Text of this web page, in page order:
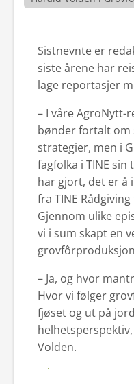
Sistnevnte er
siste årene har
lage reportasjer
– I våre AgroNytt-
bønder fortalt om
strategier, men i
fagfolka i TINE
har gjort, det er å
fra TINE
Gjennom ulike
vi i sum skapt en
– Ja, og hvor
Hvor vi følger
fjøset og ut på
Volden.
Se alle